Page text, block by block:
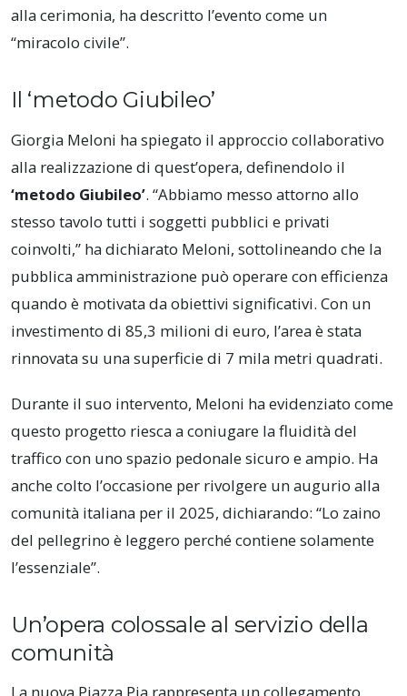
alla cerimonia, ha descritto l’evento come un
“miracolo civile”.
Il ‘metodo Giubileo’
Giorgia Meloni ha spiegato il approccio collaborativo
alla realizzazione di quest’opera, definendolo il
‘metodo Giubileo’. “Abbiamo messo attorno allo
stesso tavolo tutti i soggetti pubblici e privati
coinvolti,” ha dichiarato Meloni, sottolineando che la
pubblica amministrazione può operare con efficienza
quando è motivata da obiettivi significativi. Con un
investimento di 85,3 milioni di euro, l’area è stata
rinnovata su una superficie di 7 mila metri quadrati.
Durante il suo intervento, Meloni ha evidenziato come
questo progetto riesca a coniugare la fluidità del
traffico con uno spazio pedonale sicuro e ampio. Ha
anche colto l’occasione per rivolgere un augurio alla
comunità italiana per il 2025, dichiarando: “Lo zaino
del pellegrino è leggero perché contiene solamente
l’essenziale”.
Un’opera colossale al servizio della
comunità